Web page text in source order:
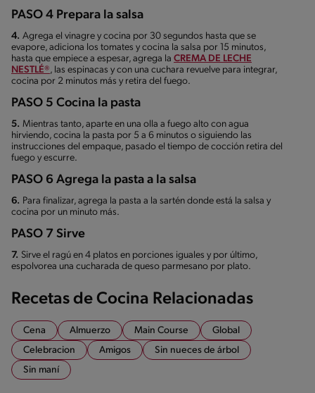
PASO 4 Prepara la salsa
4. Agrega el vinagre y cocina por 30 segundos hasta que se
evapore, adiciona los tomates y cocina la salsa por 15 minutos,
hasta que empiece a espesar, agrega la CREMA DE LECHE
NESTLÉ®, las espinacas y con una cuchara revuelve para integrar,
cocina por 2 minutos más y retira del fuego.
PASO 5 Cocina la pasta
5. Mientras tanto, aparte en una olla a fuego alto con agua
hirviendo, cocina la pasta por 5 a 6 minutos o siguiendo las
instrucciones del empaque, pasado el tiempo de cocción retira del
fuego y escurre.
PASO 6 Agrega la pasta a la salsa
6. Para finalizar, agrega la pasta a la sartén donde está la salsa y
cocina por un minuto más.
PASO 7 Sirve
7. Sirve el ragú en 4 platos en porciones iguales y por último,
espolvorea una cucharada de queso parmesano por plato.
Recetas de Cocina Relacionadas
Cena Almuerzo Main Course
Global
Celebracion
Amigos
Sin nueces de árbol
Sin maní